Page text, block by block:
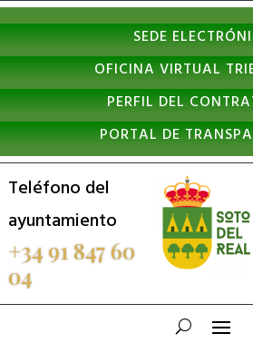
Nota:
este
sitio
web
incluye
un
sistema
de
accesibilidad.
SEDE
OFICINA VIRTUAL
PERFIL DEL
PORTAL DE
Teléfono del
ayuntamiento
+34 91 847 60
04